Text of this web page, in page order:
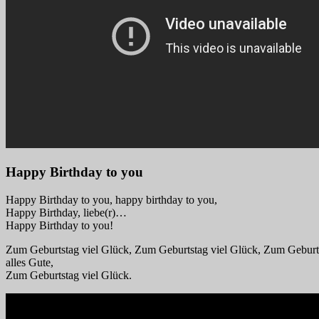
Happy Birthday to you
Happy Birthday to you, happy birthday to you,
Happy Birthday, liebe(r)…
Happy Birthday to you!
Zum Geburtstag viel Glück, Zum Geburtstag viel Glück, Zum
alles Gute,
Zum Geburtstag viel Glück.